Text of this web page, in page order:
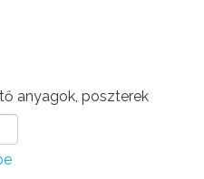
anyagok, poszterek